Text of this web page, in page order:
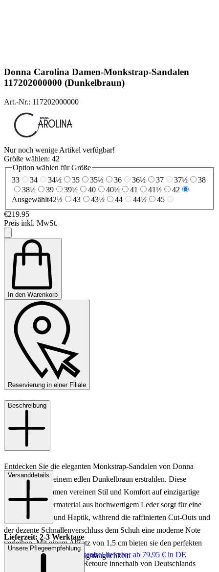
Donna Carolina Damen-Monkstrap-Sandalen
117202000000 (Dunkelbraun)
Art.-Nr.: 117202000000
Nur noch wenige Artikel verfügbar!
Größe wählen: 42
Option wählen für Größe
33
34 34½ 35 35½ 36 36½ 37 37½
38
38½
39 39½ 40 40½ 41 41½
42
Ausgewählt42½ 43 43½ 44 44½
45
€219.95
Preis inkl. MwSt.
In den Warenkorb
Reservierung in einer Filiale
Beschreibung
Entdecken Sie die eleganten Monkstrap-Sandalen von Donna
Carolina, die in einem edlen Dunkelbraun erstrahlen. Diese
Sandalen für Damen vereinen Stil und Komfort auf einzigartige
Weise. Das Obermaterial aus hochwertigem Leder sorgt für eine
luxuriöse Optik und Haptik, während die raffinierten Cut-Outs und
der dezente Schnallenverschluss dem Schuh eine moderne Note
verleihen. Mit einem Absatz von 1,5 cm bieten sie den perfekten
Mix aus Eleganz und Alltagstauglichkeit.
Versanddetails
Lieferzeit: 2-3 Werktage
Keine Versandkosten:
kostenfrei lieferbar ab 79,95 € in DE
Einfache und Kostenlose Retoure innerhalb von Deutschlands
Unsere Pflegeempfehlung